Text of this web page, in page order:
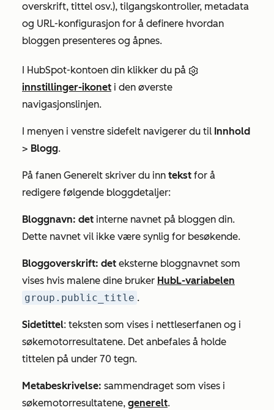
overskrift, tittel osv.), tilgangskontroller, metadata
og URL-konfigurasjon for å definere hvordan
bloggen presenteres og åpnes.
I HubSpot-kontoen din klikker du på
innstillinger-ikonet i den øverste
navigasjonslinjen.
I menyen i venstre sidefelt navigerer du til Innhold
> Blogg.
På fanen Generelt skriver du inn tekst for å
redigere følgende bloggdetaljer:
Bloggnavn: det interne navnet på bloggen din.
Dette navnet vil ikke være synlig for besøkende.
Bloggoverskrift: det eksterne bloggnavnet som
vises hvis malene dine bruker HubL-variabelen
group.public_title .
Sidetittel: teksten som vises i nettleserfanen og i
søkemotorresultatene. Det anbefales å holde
tittelen på under 70 tegn.
Metabeskrivelse: sammendraget som vises i
søkemotorresultatene, generelt.